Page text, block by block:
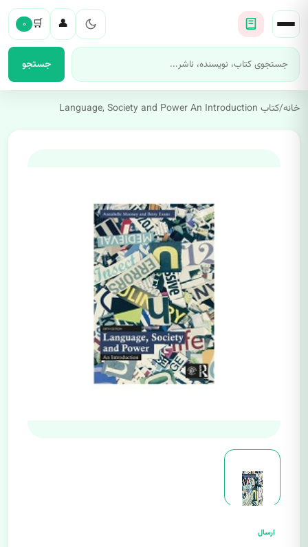
جستجو
👤
🛒 ۰
خانه/کتاب Language, Society and Power An Introduction
ارسال